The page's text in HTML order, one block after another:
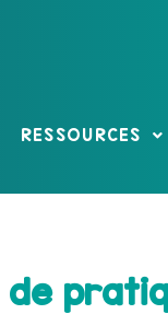
RESSOURCES
de